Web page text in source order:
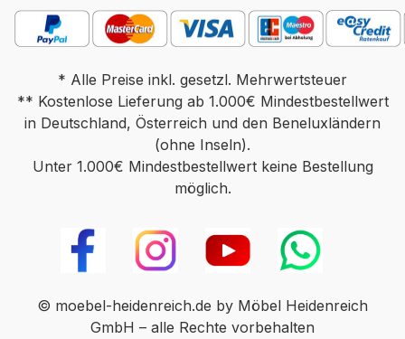
transportbedingten Beschädigungen
kommen. In diesen Fällen können wir die
austauschen. Der Verkauf erfolgt unter
Ausschluss jeglicher Sach­mangelhaftung.
Die Haftung wegen Arglist und Vorsatz
sowie auf Schaden­ersatz wegen
Körperverletzungen sowie bei grober
Fahr­lässig­keit oder Vorsatz bleibt unbe­
Bildschirmen abweichen. Deko oder
andere Beimöbel sind nicht enthalten.
Abbildung kann abweichen.
* Alle Preise inkl. gesetzl. Mehrwertsteuer
** Kostenlose Lieferung ab 1.000€ Mindestbestellwert
in Deutschland, Österreich und den Beneluxländern
(ohne Inseln).
Unter 1.000€ Mindestbestellwert keine Bestellung
möglich.
© moebel-heidenreich.de by Möbel Heidenreich
GmbH – alle Rechte vorbehalten